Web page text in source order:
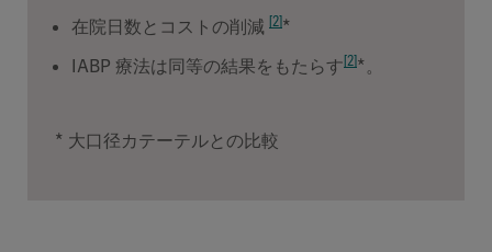
在院日数とコストの削減 [2]*
IABP 療法は同等の結果をもたらす[2]*。
* 大口径カテーテルとの比較